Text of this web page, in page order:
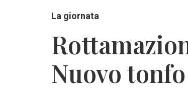
La giornata
Nuovo